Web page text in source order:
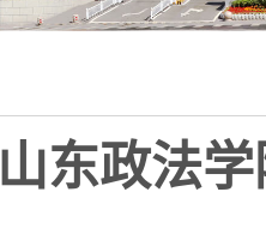
山东政法